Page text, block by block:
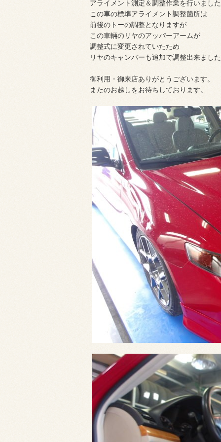
アライメント測定＆調整作業を行いまし
この車の標準アライメント調整箇所は
前後のトーの調整となりますが
この車輛のリヤのアッパーアームが
調整式に変更されていたため
リヤのキャンバーも追加で調整出来まし
御利用・御来店ありがとうございます。
またのお越しをお待ちしております。